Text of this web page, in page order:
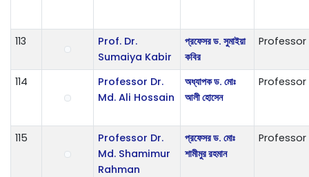
113
Prof. Dr.
Sumaiya Kabir
প্রফেসর ড. সুমাইয়া
কবির
Professor
114
Professor Dr.
Md. Ali Hossain
অধ্যাপক ড. মোঃ
আলী হোসেন
Professor
115
Professor Dr.
Md. Shamimur
Rahman
প্রফেসর ড. মোঃ
শামীমুর রহমান
Professor